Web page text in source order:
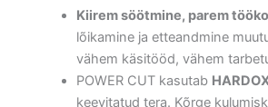
Kiirem söötmine, parem
lõikamine ja etteandmine
vähem käsitööd, vähem
POWER CUT kasutab
keevitatud tera. Kõrge